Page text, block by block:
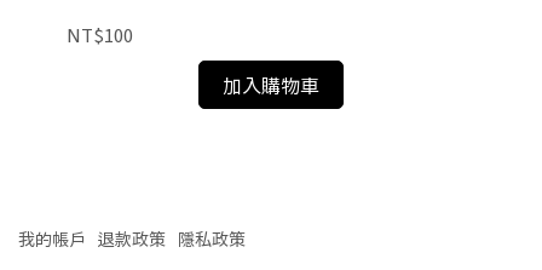
NT$100
加入購物車
我的帳戶 退款政策 隱私政策